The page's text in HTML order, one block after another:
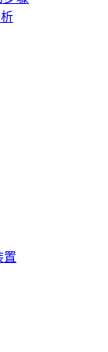
置